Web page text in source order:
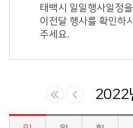
태백시 일일행사일정
이전달 행사를 확인하
주세요.
2022